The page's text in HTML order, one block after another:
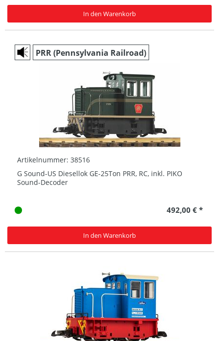
In den Warenkorb
PRR (Pennsylvania Railroad)
Artikelnummer: 38516
G Sound-US Diesellok GE-25Ton PRR, RC, inkl. PIKO
Sound-Decoder
492,00 € *
In den Warenkorb